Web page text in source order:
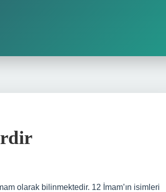
olarak bilinmektedir. 12 İmam’ın isimleri